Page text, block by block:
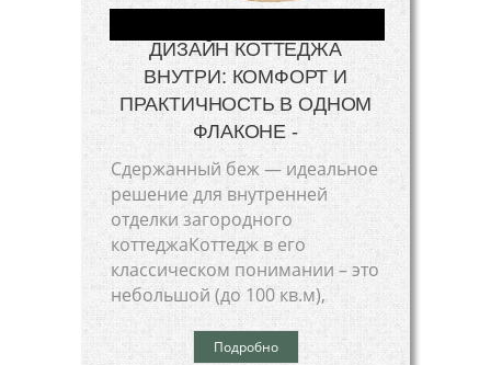
ДИЗАЙН КОТТЕДЖА
ВНУТРИ: КОМФОРТ И
ПРАКТИЧНОСТЬ В ОДНОМ
ФЛАКОНЕ -
Сдержанный беж — идеальное
решение для внутренней
отделки загородного
коттеджаКоттедж в его
классическом понимании – это
небольшой (до 100 кв.м),
Подробно